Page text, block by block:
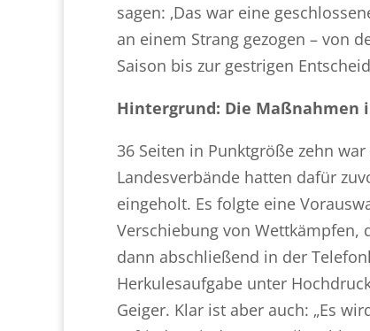
sagen: ‚Das war eine
an einem Strang gezogen – von
Saison bis zur gestrigen
Hintergrund: Die Maßnahmen
36 Seiten in Punktgröße zehn
Landesverbände hatten dafür
eingeholt. Es folgte eine
Verschiebung von Wettkämpfen,
dann abschließend in der
Herkulesaufgabe unter
Geiger. Klar ist aber auch: „Es